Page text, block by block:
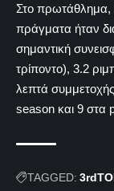
Στο πρωτάθλημα,
πράγματα ήταν
σημαντική
τρίποντο), 3.2
λεπτά
season και 9 στα
TAGGED: